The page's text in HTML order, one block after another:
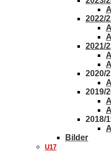
2022/
2021/
2020/
2019/
2018/
Bilder
U17